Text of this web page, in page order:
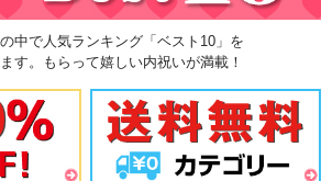
中で人気ランキング「ベスト10」を
す。もらって嬉しい内祝いが満載！